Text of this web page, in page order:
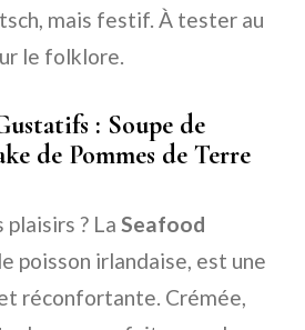
mais festif. À tester au
le folklore.
: Soupe de
de Pommes de Terre
? La Seafood
poisson irlandaise, est une
réconfortante. Crémée,